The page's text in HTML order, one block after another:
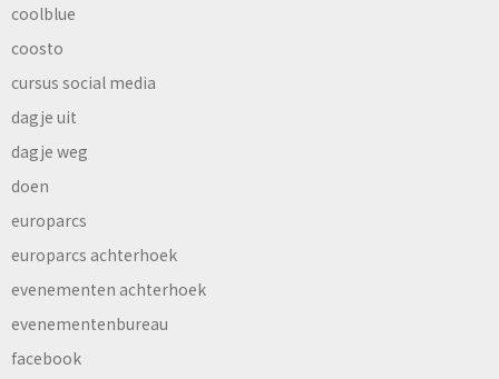
coolblue
coosto
cursus social media
dagje uit
dagje weg
doen
europarcs
europarcs achterhoek
evenementen achterhoek
evenementenbureau
facebook